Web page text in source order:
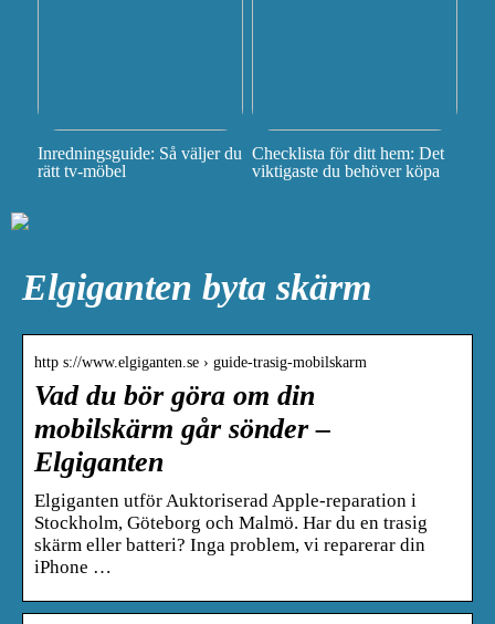
Inredningsguide: Så väljer du
rätt tv-möbel
Checklista för ditt hem: Det
viktigaste du behöver köpa
Elgiganten byta skärm
http s://www.elgiganten.se › guide-trasig-mobilskarm
Vad du bör göra om din
mobilskärm går sönder –
Elgiganten
Elgiganten utför Auktoriserad Apple-reparation i
Stockholm, Göteborg och Malmö. Har du en trasig
skärm eller batteri? Inga problem, vi reparerar din
iPhone …